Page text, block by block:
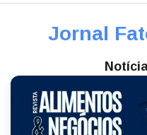
Jornal